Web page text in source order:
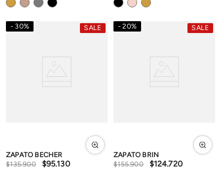
30% SALE
ZAPATO BECHER
$135.900 $95.130
20% SALE
ZAPATO BRIN
$155.900 $124.720